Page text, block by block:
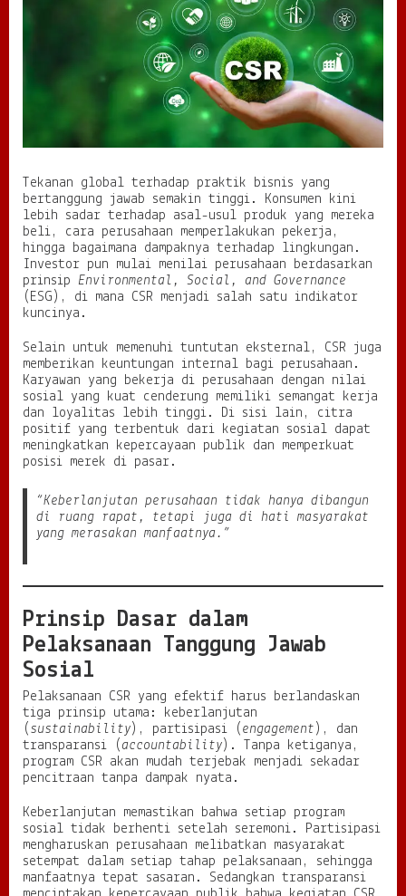
Tekanan global terhadap praktik bisnis yang
bertanggung jawab semakin tinggi. Konsumen kini
lebih sadar terhadap asal-usul produk yang mereka
beli, cara perusahaan memperlakukan pekerja,
hingga bagaimana dampaknya terhadap lingkungan.
Investor pun mulai menilai perusahaan berdasarkan
prinsip Environmental, Social, and Governance
(ESG), di mana CSR menjadi salah satu indikator
kuncinya.
Selain untuk memenuhi tuntutan eksternal, CSR juga
memberikan keuntungan internal bagi perusahaan.
Karyawan yang bekerja di perusahaan dengan nilai
sosial yang kuat cenderung memiliki semangat kerja
dan loyalitas lebih tinggi. Di sisi lain, citra
positif yang terbentuk dari kegiatan sosial dapat
meningkatkan kepercayaan publik dan memperkuat
posisi merek di pasar.
“Keberlanjutan perusahaan tidak hanya dibangun
di ruang rapat, tetapi juga di hati masyarakat
yang merasakan manfaatnya.”
Prinsip Dasar dalam
Pelaksanaan Tanggung Jawab
Sosial
Pelaksanaan CSR yang efektif harus berlandaskan
tiga prinsip utama: keberlanjutan
(sustainability), partisipasi (engagement), dan
transparansi (accountability). Tanpa ketiganya,
program CSR akan mudah terjebak menjadi sekadar
pencitraan tanpa dampak nyata.
Keberlanjutan memastikan bahwa setiap program
sosial tidak berhenti setelah seremoni. Partisipasi
mengharuskan perusahaan melibatkan masyarakat
setempat dalam setiap tahap pelaksanaan, sehingga
manfaatnya tepat sasaran. Sedangkan transparansi